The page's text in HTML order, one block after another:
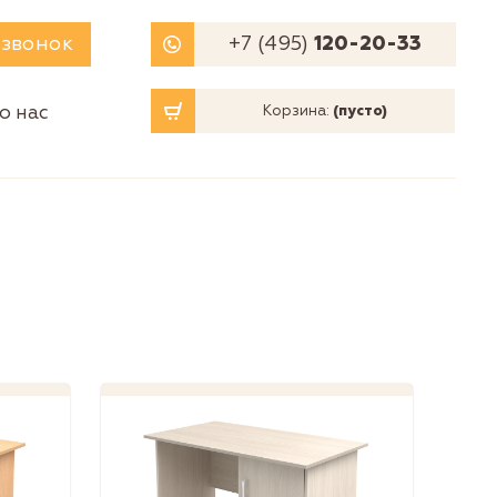
+7 (495)120-20-33
нас Корзина: (пусто)